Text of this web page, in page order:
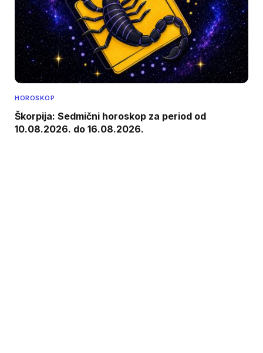
HOROSKOP
Škorpija: Sedmični horoskop za period od
10.08.2026. do 16.08.2026.